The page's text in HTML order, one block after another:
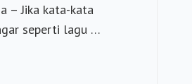
– Jika kata-kata
seperti lagu …